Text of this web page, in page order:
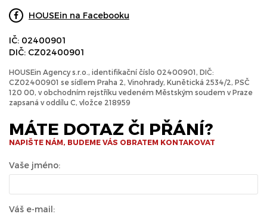
HOUSEin na Facebooku
IČ: 02400901
DIČ: CZ02400901
HOUSEin Agency s.r.o., identifikační číslo 02400901, DIČ:
CZ02400901 se sídlem Praha 2, Vinohrady, Kunětická 2534/2, PSČ
120 00, v obchodním rejstříku vedeném Městským soudem v Praze
zapsaná v oddílu C, vložce 218959
MÁTE DOTAZ ČI PŘÁNÍ?
NAPIŠTE NÁM, BUDEME VÁS OBRATEM KONTAKOVAT
Vaše jméno:
Váš e-mail: